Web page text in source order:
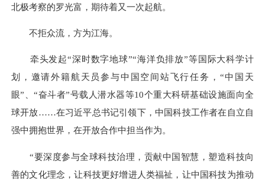
北极考察的罗光富，期待着又一次起航。
不拒众流，方为江海。
牵头发起“深时数字地球”“海洋负排放”等国际大科学计
划，邀请外籍航天员参与中国空间站飞行任务，“中国天
眼”、“奋斗者”号载人潜水器等10个重大科研基础设施面向全
球开放……在习近平总书记引领下，中国科技工作者在自立自
强中拥抱世界，在开放合作中担当作为。
“要深度参与全球科技治理，贡献中国智慧，塑造科技向
善的文化理念，让科技更好增进人类福祉，让中国科技为推动